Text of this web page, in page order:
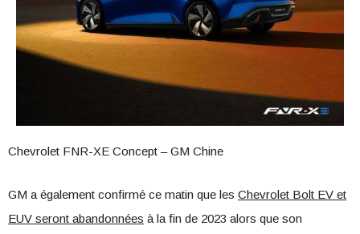
Chevrolet FNR-XE Concept – GM Chine
GM a également confirmé ce matin que les Chevrolet Bolt EV et
EUV seront abandonnées à la fin de 2023 alors que son